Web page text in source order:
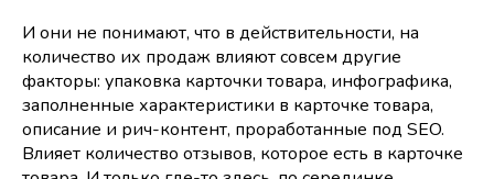
И они не понимают, что в действительности, на
количество их продаж влияют совсем другие
факторы: упаковка карточки товара, инфографика,
заполненные характеристики в карточке товара,
описание и рич-контент, проработанные под SEO.
Влияет количество отзывов, которое есть в карточке